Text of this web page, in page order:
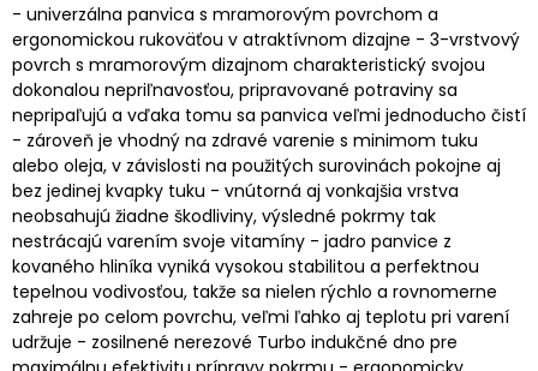
- univerzálna panvica s mramorovým povrchom a
ergonomickou rukoväťou v atraktívnom dizajne - 3-vrstvový
povrch s mramorovým dizajnom charakteristický svojou
dokonalou nepriľnavosťou, pripravované potraviny sa
nepripaľujú a vďaka tomu sa panvica veľmi jednoducho čistí
- zároveň je vhodný na zdravé varenie s minimom tuku
alebo oleja, v závislosti na použitých surovinách pokojne aj
bez jedinej kvapky tuku - vnútorná aj vonkajšia vrstva
neobsahujú žiadne škodliviny, výsledné pokrmy tak
nestrácajú varením svoje vitamíny - jadro panvice z
kovaného hliníka vyniká vysokou stabilitou a perfektnou
tepelnou vodivosťou, takže sa nielen rýchlo a rovnomerne
zahreje po celom povrchu, veľmi ľahko aj teplotu pri varení
udržuje - zosilnené nerezové Turbo indukčné dno pre